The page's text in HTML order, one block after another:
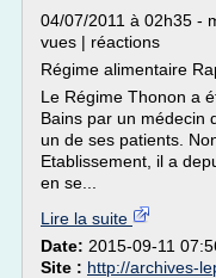
04/07/2011 à 02h35 -
vues | réactions
Régime alimentaire
Le Régime Thonon a
Bains par un médecin
un de ses patients.
Etablissement, il a
en se...
Lire la suite
Date: 2015-09-11
Site : http://archives-